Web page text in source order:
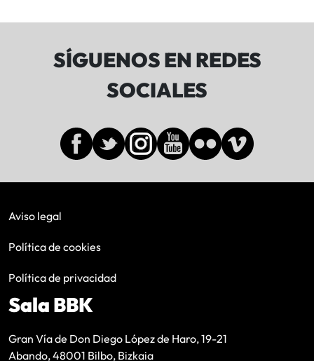
SÍGUENOS EN REDES
SOCIALES
Aviso legal
Política de cookies
Política de privacidad
Sala BBK
Gran Vía de Don Diego López de Haro, 19-21
Abando, 48001 Bilbo, Bizkaia